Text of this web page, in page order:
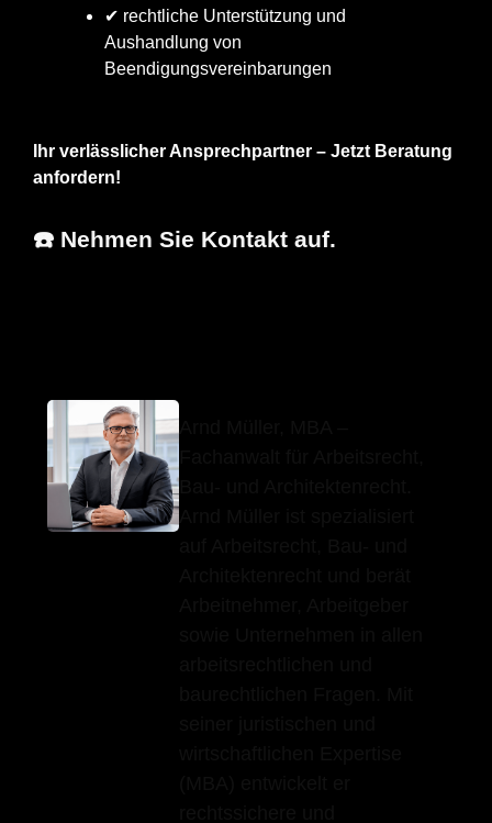
✔ rechtliche Unterstützung und
Aushandlung von
Beendigungsvereinbarungen
Ihr verlässlicher Ansprechpartner – Jetzt Beratung
anfordern!
☎️ Nehmen Sie Kontakt auf.